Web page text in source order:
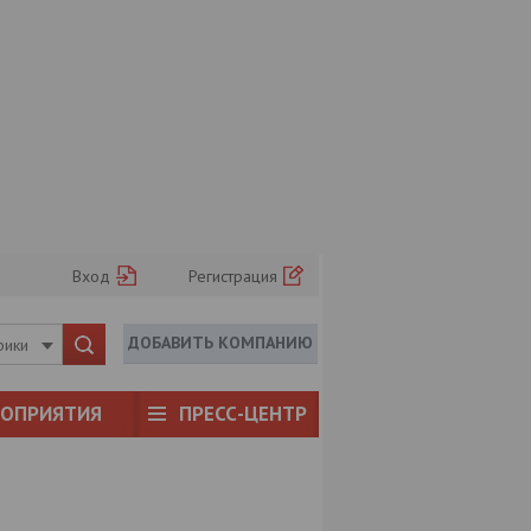
Вход Регистрация
ДОБАВИТЬ КОМПАНИЮ
ПРЕСС-ЦЕНТР